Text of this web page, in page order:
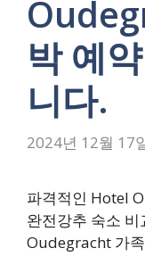
박 예
니다.
2024년 12월 17
파격적인 Hotel
완전강추 숙소
Oudegracht 가